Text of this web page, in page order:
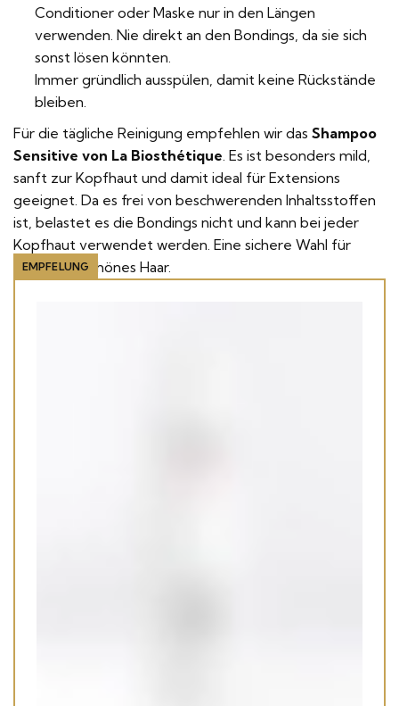
Conditioner oder Maske nur in den Längen
verwenden. Nie direkt an den Bondings, da sie sich
sonst lösen könnten.
Immer gründlich ausspülen, damit keine Rückstände
bleiben.
Für die tägliche Reinigung empfehlen wir das Shampoo
Sensitive von La Biosthétique . Es ist besonders mild,
sanft zur Kopfhaut und damit ideal für Extensions
geeignet. Da es frei von beschwerenden Inhaltsstoffen
ist, belastet es die Bondings nicht und kann bei jeder
Kopfhaut verwendet werden. Eine sichere Wahl für
dauerhaft schönes Haar.
EMPFELUNG